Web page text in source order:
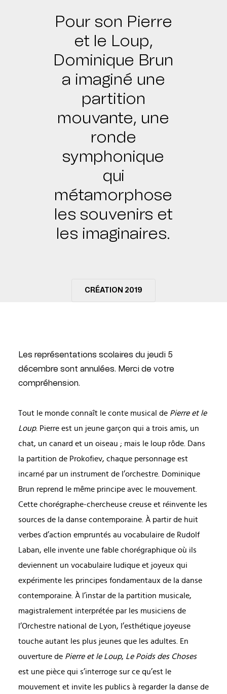
Pour son Pierre
et le Loup,
Dominique Brun
a imaginé une
partition
mouvante, une
ronde
symphonique
qui
métamorphose
les souvenirs et
les imaginaires.
CRÉATION 2019
Les représentations scolaires du jeudi 5
décembre sont annulées. Merci de votre
compréhension.
Tout le monde connaît le conte musical de Pierre et le
Loup. Pierre est un jeune garçon qui a trois amis, un
chat, un canard et un oiseau ; mais le loup rôde. Dans
la partition de Prokofiev, chaque personnage est
incarné par un instrument de l’orchestre. Dominique
Brun reprend le même principe avec le mouvement.
Cette chorégraphe-chercheuse creuse et réinvente les
sources de la danse contemporaine. À partir de huit
verbes d’action empruntés au vocabulaire de Rudolf
Laban, elle invente une fable chorégraphique où ils
deviennent un vocabulaire ludique et joyeux qui
expérimente les principes fondamentaux de la danse
contemporaine. À l’instar de la partition musicale,
magistralement interprétée par les musiciens de
l’Orchestre national de Lyon, l’esthétique joyeuse
touche autant les plus jeunes que les adultes. En
ouverture de Pierre et le Loup, Le Poids des Choses
est une pièce qui s’interroge sur ce qu’est le
mouvement et invite les publics à regarder la danse de